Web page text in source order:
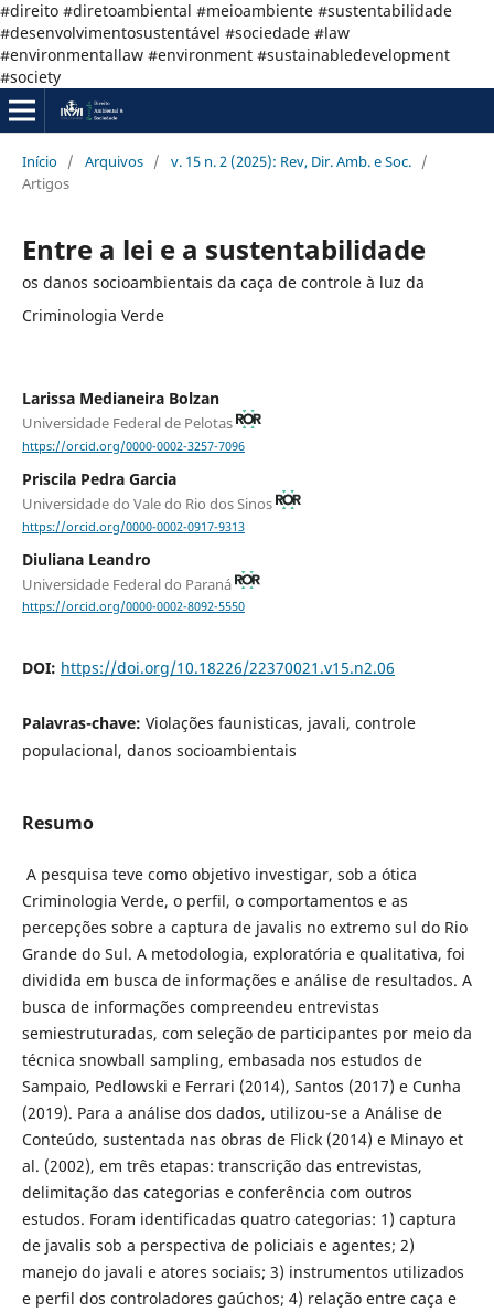
#direito #diretoambiental #meioambiente #sustentabilidade
#desenvolvimentosustentável #sociedade #law
#environmentallaw #environment #sustainabledevelopment
#society
Início / Arquivos / v. 15 n. 2 (2025): Rev, Dir. Amb. e Soc. /
Artigos
Entre a lei e a sustentabilidade
os danos socioambientais da caça de controle à luz da
Criminologia Verde
Larissa Medianeira Bolzan
Universidade Federal de Pelotas
https://orcid.org/0000-0002-3257-7096
Priscila Pedra Garcia
Universidade do Vale do Rio dos Sinos
https://orcid.org/0000-0002-0917-9313
Diuliana Leandro
Universidade Federal do Paraná
https://orcid.org/0000-0002-8092-5550
DOI: https://doi.org/10.18226/22370021.v15.n2.06
Palavras-chave: Violações faunisticas, javali, controle
populacional, danos socioambientais
Resumo
A pesquisa teve como objetivo investigar, sob a ótica
Criminologia Verde, o perfil, o comportamentos e as
percepções sobre a captura de javalis no extremo sul do Rio
Grande do Sul. A metodologia, exploratória e qualitativa, foi
dividida em busca de informações e análise de resultados. A
busca de informações compreendeu entrevistas
semiestruturadas, com seleção de participantes por meio da
técnica snowball sampling, embasada nos estudos de
Sampaio, Pedlowski e Ferrari (2014), Santos (2017) e Cunha
(2019). Para a análise dos dados, utilizou-se a Análise de
Conteúdo, sustentada nas obras de Flick (2014) e Minayo et
al. (2002), em três etapas: transcrição das entrevistas,
delimitação das categorias e conferência com outros
estudos. Foram identificadas quatro categorias: 1) captura
de javalis sob a perspectiva de policiais e agentes; 2)
manejo do javali e atores sociais; 3) instrumentos utilizados
e perfil dos controladores gaúchos; 4) relação entre caça e